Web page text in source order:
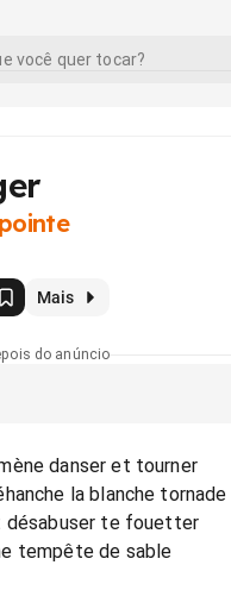
Mais
do anúncio
danser et tourner
la blanche tornade
désabuser te fouetter
tempête de sable